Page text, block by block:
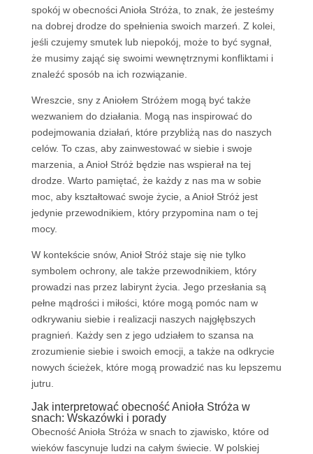
spokój w obecności Anioła Stróża, to znak, że jesteśmy
na dobrej drodze do spełnienia swoich marzeń. Z kolei,
jeśli czujemy smutek lub niepokój, może to być sygnał,
że musimy zająć się swoimi wewnętrznymi konfliktami i
znaleźć sposób na ich rozwiązanie.
Wreszcie, sny z Aniołem Stróżem mogą być także
wezwaniem do działania. Mogą nas inspirować do
podejmowania działań, które przybliżą nas do naszych
celów. To czas, aby zainwestować w siebie i swoje
marzenia, a Anioł Stróż będzie nas wspierał na tej
drodze. Warto pamiętać, że każdy z nas ma w sobie
moc, aby kształtować swoje życie, a Anioł Stróż jest
jedynie przewodnikiem, który przypomina nam o tej
mocy.
W kontekście snów, Anioł Stróż staje się nie tylko
symbolem ochrony, ale także przewodnikiem, który
prowadzi nas przez labirynt życia. Jego przesłania są
pełne mądrości i miłości, które mogą pomóc nam w
odkrywaniu siebie i realizacji naszych najgłębszych
pragnień. Każdy sen z jego udziałem to szansa na
zrozumienie siebie i swoich emocji, a także na odkrycie
nowych ścieżek, które mogą prowadzić nas ku lepszemu
jutru.
Jak interpretować obecność Anioła Stróża w
snach: Wskazówki i porady
Obecność Anioła Stróża w snach to zjawisko, które od
wieków fascynuje ludzi na całym świecie. W polskiej